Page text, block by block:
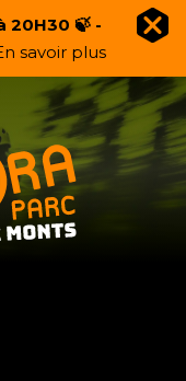
20H30 🍃 -
savoir plus